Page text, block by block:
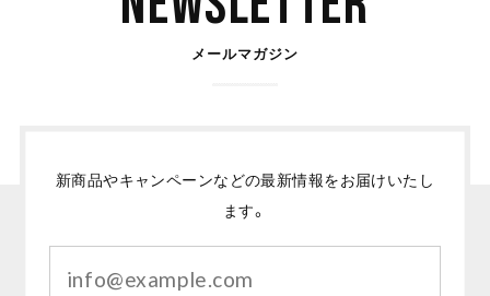
メールマガジン
新商品やキャンペーンなどの最新情報をお届けいたし
ます。